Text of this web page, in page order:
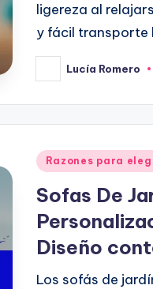
ligereza al
y fácil transporte
Posted
by
Lucía Romero
Posted
Razones para
Sofas De
Diseño
Los sofás de